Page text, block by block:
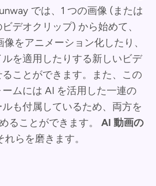
では、1 つの画像 (または
デオクリップ) から始めて、
をアニメーション化したり、
を適用したりする新しいビデ
ことができます。また、この
ムには AI を活用した一連の
も付属しているため、両方を
ることができます。 AI 動画の
れらを磨きます。